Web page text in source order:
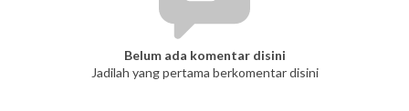
Belum ada komentar disini
Jadilah yang pertama berkomentar disini